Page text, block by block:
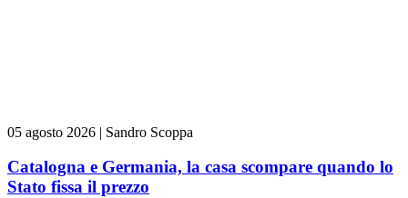
05 agosto 2026 | Sandro Scoppa
Catalogna e Germania, la casa scompare quando lo
Stato fissa il prezzo